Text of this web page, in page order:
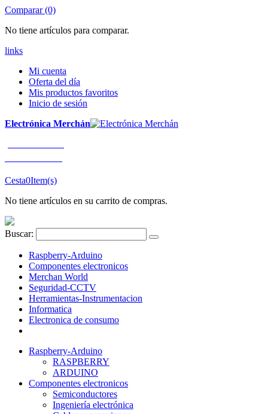
Comparar (0)
No tiene artículos para comparar.
links
Mi cuenta
Oferta del día
Mis productos favoritos
Inicio de sesión
Electrónica Merchán
Cesta0Item(s)
No tiene artículos en su carrito de compras.
Buscar:
Raspberry-Arduino
Componentes electronicos
Merchan World
Seguridad-CCTV
Herramientas-Instrumentacion
Informatica
Electronica de consumo
Raspberry-Arduino
RASPBERRY
ARDUINO
Componentes electronicos
Semiconductores
Ingeniería electrónica